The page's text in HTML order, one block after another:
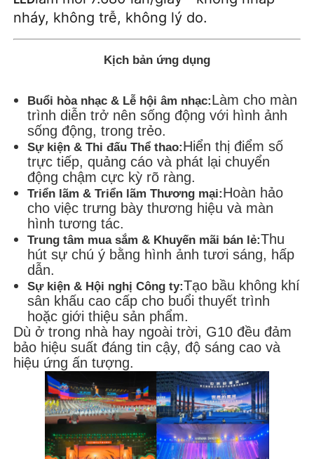
nháy, không trễ, không lý do.
Kịch bản ứng dụng
Buổi hòa nhạc & Lễ hội âm nhạc:Làm cho màn
trình diễn trở nên sống động với hình ảnh
sống động, trong trẻo.
Sự kiện & Thi đấu Thể thao:Hiển thị điểm số
trực tiếp, quảng cáo và phát lại chuyển
động chậm cực kỳ rõ ràng.
Triển lãm & Triển lãm Thương mại:Hoàn hảo
cho việc trưng bày thương hiệu và màn
hình tương tác.
Trung tâm mua sắm & Khuyến mãi bán lẻ:Thu
hút sự chú ý bằng hình ảnh tươi sáng, hấp
dẫn.
Sự kiện & Hội nghị Công ty:Tạo bầu không khí
sân khấu cao cấp cho buổi thuyết trình
hoặc giới thiệu sản phẩm.
Dù ở trong nhà hay ngoài trời, G10 đều đảm
bảo hiệu suất đáng tin cậy, độ sáng cao và
hiệu ứng ấn tượng.